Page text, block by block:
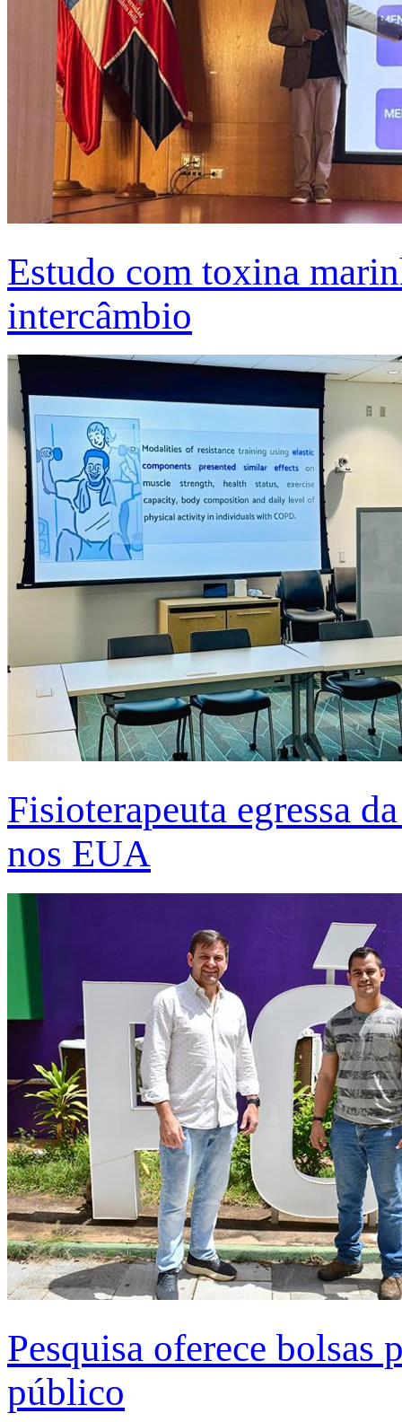
Estudo com toxina
intercâmbio
Fisioterapeuta egressa
nos EUA
Pesquisa oferece bolsas
público